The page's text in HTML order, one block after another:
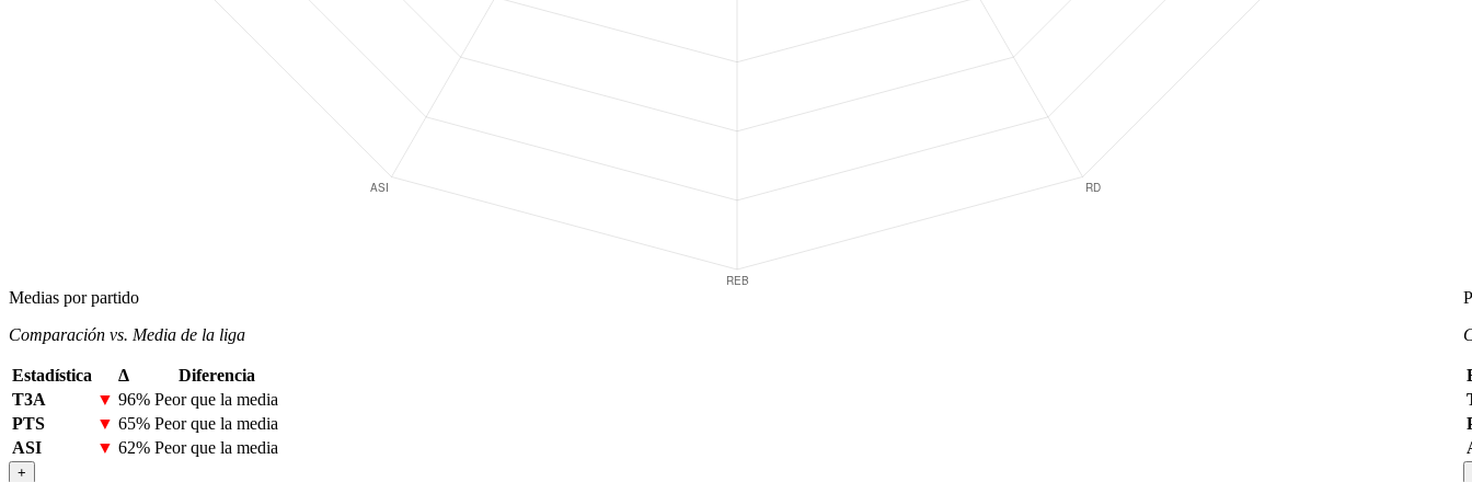
Medias por partido
Comparación vs. Media de la liga
Estadística Δ
Diferencia
T3A
▼ 96% Peor que la media
PTS
▼ 65% Peor que la media
ASI
▼ 62% Peor que la media
+